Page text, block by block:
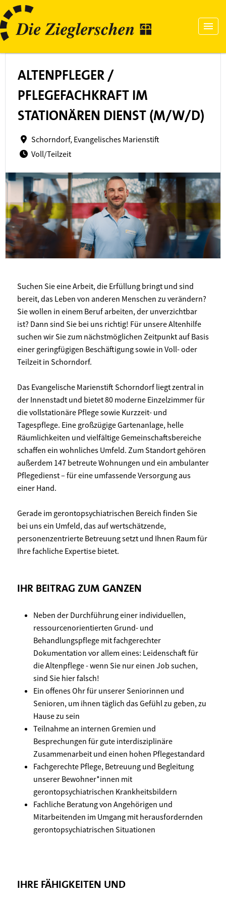
ALTENPFLEGER /
PFLEGEFACHKRAFT IM
STATIONÄREN DIENST (M/W/D)
Schorndorf, Evangelisches Marienstift
Voll/Teilzeit
Suchen Sie eine Arbeit, die Erfüllung bringt und sind
bereit, das Leben von anderen Menschen zu verändern?
Sie wollen in einem Beruf arbeiten, der unverzichtbar
ist? Dann sind Sie bei uns richtig! Für unsere Altenhilfe
suchen wir Sie zum nächstmöglichen Zeitpunkt auf Basis
einer geringfügigen Beschäftigung sowie in Voll- oder
Teilzeit in Schorndorf.
Das Evangelische Marienstift Schorndorf liegt zentral in
der Innenstadt und bietet 80 moderne Einzelzimmer für
die vollstationäre Pflege sowie Kurzzeit- und
Tagespflege. Eine großzügige Gartenanlage, helle
Räumlichkeiten und vielfältige Gemeinschaftsbereiche
schaffen ein wohnliches Umfeld. Zum Standort gehören
außerdem 147 betreute Wohnungen und ein ambulanter
Pflegedienst – für eine umfassende Versorgung aus
einer Hand.
Gerade im gerontopsychiatrischen Bereich finden Sie
bei uns ein Umfeld, das auf wertschätzende,
personenzentrierte Betreuung setzt und Ihnen Raum für
Ihre fachliche Expertise bietet.
IHR BEITRAG ZUM GANZEN
Neben der Durchführung einer individuellen,
ressourcenorientierten Grund- und
Behandlungspflege mit fachgerechter
Dokumentation vor allem eines: Leidenschaft für
die Altenpflege - wenn Sie nur einen Job suchen,
sind Sie hier falsch!
Ein offenes Ohr für unserer Seniorinnen und
Senioren, um ihnen täglich das Gefühl zu geben, zu
Hause zu sein
Teilnahme an internen Gremien und
Besprechungen für gute interdisziplinäre
Zusammenarbeit und einen hohen Pflegestandard
Fachgerechte Pflege, Betreuung und Begleitung
unserer Bewohner*innen mit
gerontopsychiatrischen Krankheitsbildern
Fachliche Beratung von Angehörigen und
Mitarbeitenden im Umgang mit herausfordernden
gerontopsychiatrischen Situationen
IHRE FÄHIGKEITEN UND